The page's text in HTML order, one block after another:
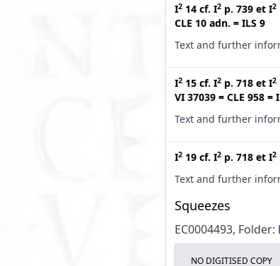
I2 14 cf. I2 p. 739 et I2
CLE 10 adn. = ILS 9
Text and further
I2 15 cf. I2 p. 718 et I2
VI 37039 = CLE 958 =
Text and further
I2 19 cf. I2 p. 718 et I2
Text and further
Squeezes
EC0004493,
NO DIGITISED COPY